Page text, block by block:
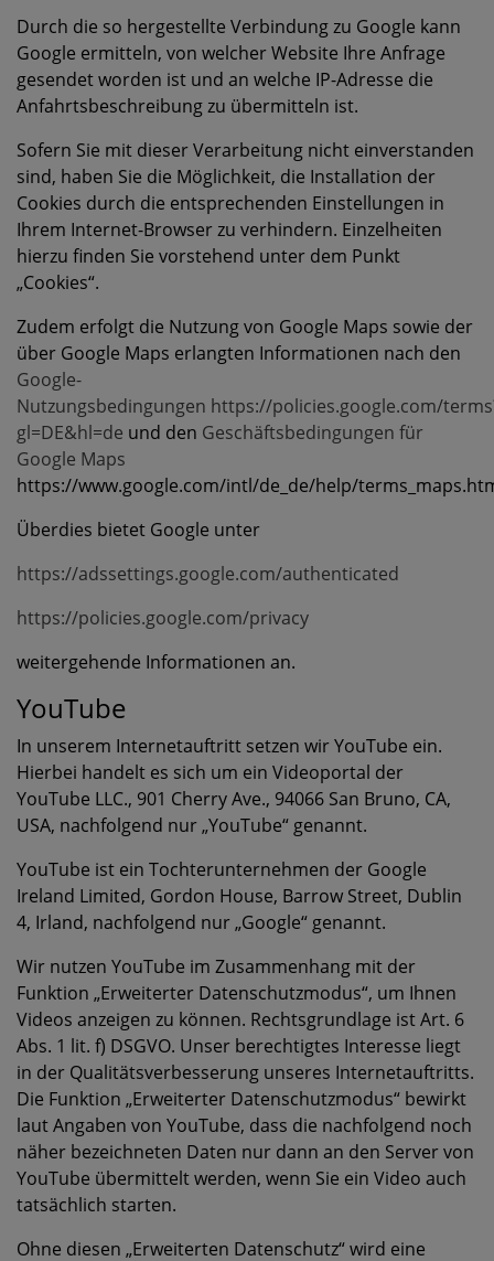
Durch die so hergestellte Verbindung zu Google kann
Google ermitteln, von welcher Website Ihre Anfrage
gesendet worden ist und an welche IP-Adresse die
Anfahrtsbeschreibung zu übermitteln ist.
Sofern Sie mit dieser Verarbeitung nicht einverstanden
sind, haben Sie die Möglichkeit, die Installation der
Cookies durch die entsprechenden Einstellungen in
Ihrem Internet-Browser zu verhindern. Einzelheiten
hierzu finden Sie vorstehend unter dem Punkt
„Cookies“.
Zudem erfolgt die Nutzung von Google Maps sowie der
über Google Maps erlangten Informationen nach den
Google-
Nutzungsbedingungen https://policies.google.com/
gl=DE&hl=de und den Geschäftsbedingungen für
Google Maps
https://www.google.com/intl/de_de/help/
Überdies bietet Google unter
https://adssettings.google.com/authenticated
https://policies.google.com/privacy
weitergehende Informationen an.
YouTube
In unserem Internetauftritt setzen wir YouTube ein.
Hierbei handelt es sich um ein Videoportal der
YouTube LLC., 901 Cherry Ave., 94066 San Bruno, CA,
USA, nachfolgend nur „YouTube“ genannt.
YouTube ist ein Tochterunternehmen der Google
Ireland Limited, Gordon House, Barrow Street, Dublin
4, Irland, nachfolgend nur „Google“ genannt.
Wir nutzen YouTube im Zusammenhang mit der
Funktion „Erweiterter Datenschutzmodus“, um Ihnen
Videos anzeigen zu können. Rechtsgrundlage ist Art. 6
Abs. 1 lit. f) DSGVO. Unser berechtigtes Interesse liegt
in der Qualitätsverbesserung unseres Internetauftritts.
Die Funktion „Erweiterter Datenschutzmodus“ bewirkt
laut Angaben von YouTube, dass die nachfolgend noch
näher bezeichneten Daten nur dann an den Server von
YouTube übermittelt werden, wenn Sie ein Video auch
tatsächlich starten.
Ohne diesen „Erweiterten Datenschutz“ wird eine